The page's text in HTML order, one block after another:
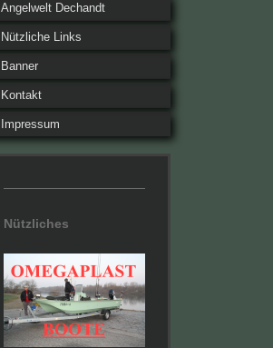
Angelwelt Dechandt
Nützliche Links
Banner
Kontakt
Impressum
Nützliches